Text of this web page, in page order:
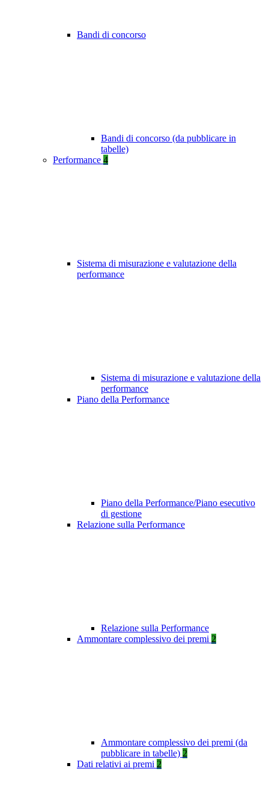
Bandi di concorso
Bandi di concorso (da pubblicare in
tabelle)
Performance 4
Sistema di misurazione e valutazione della
performance
Sistema di misurazione e valutazione della
performance
Piano della Performance
Piano della Performance/Piano esecutivo
di gestione
Relazione sulla Performance
Relazione sulla Performance
Ammontare complessivo dei premi 2
Ammontare complessivo dei premi (da
pubblicare in tabelle) 2
Dati relativi ai premi 2